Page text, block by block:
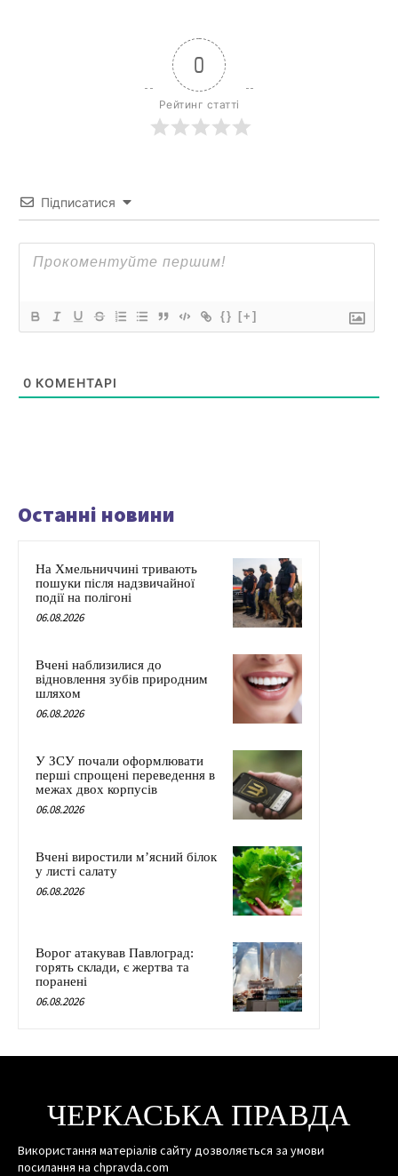
0
Рейтинг статті
Підписатися
{} [+]
0 КОМЕНТАРІ
Останні новини
На Хмельниччині тривають
пошуки після надзвичайної
події на полігоні
06.08.2026
Вчені наблизилися до
відновлення зубів природним
шляхом
06.08.2026
У ЗСУ почали оформлювати
перші спрощені переведення в
межах двох корпусів
06.08.2026
Вчені виростили м’ясний білок
у листі салату
06.08.2026
Ворог атакував Павлоград:
горять склади, є жертва та
поранені
06.08.2026
ЧЕРКАСЬКА ПРАВДА
Використання матеріалів сайту дозволяється за умови
посилання на chpravda.com